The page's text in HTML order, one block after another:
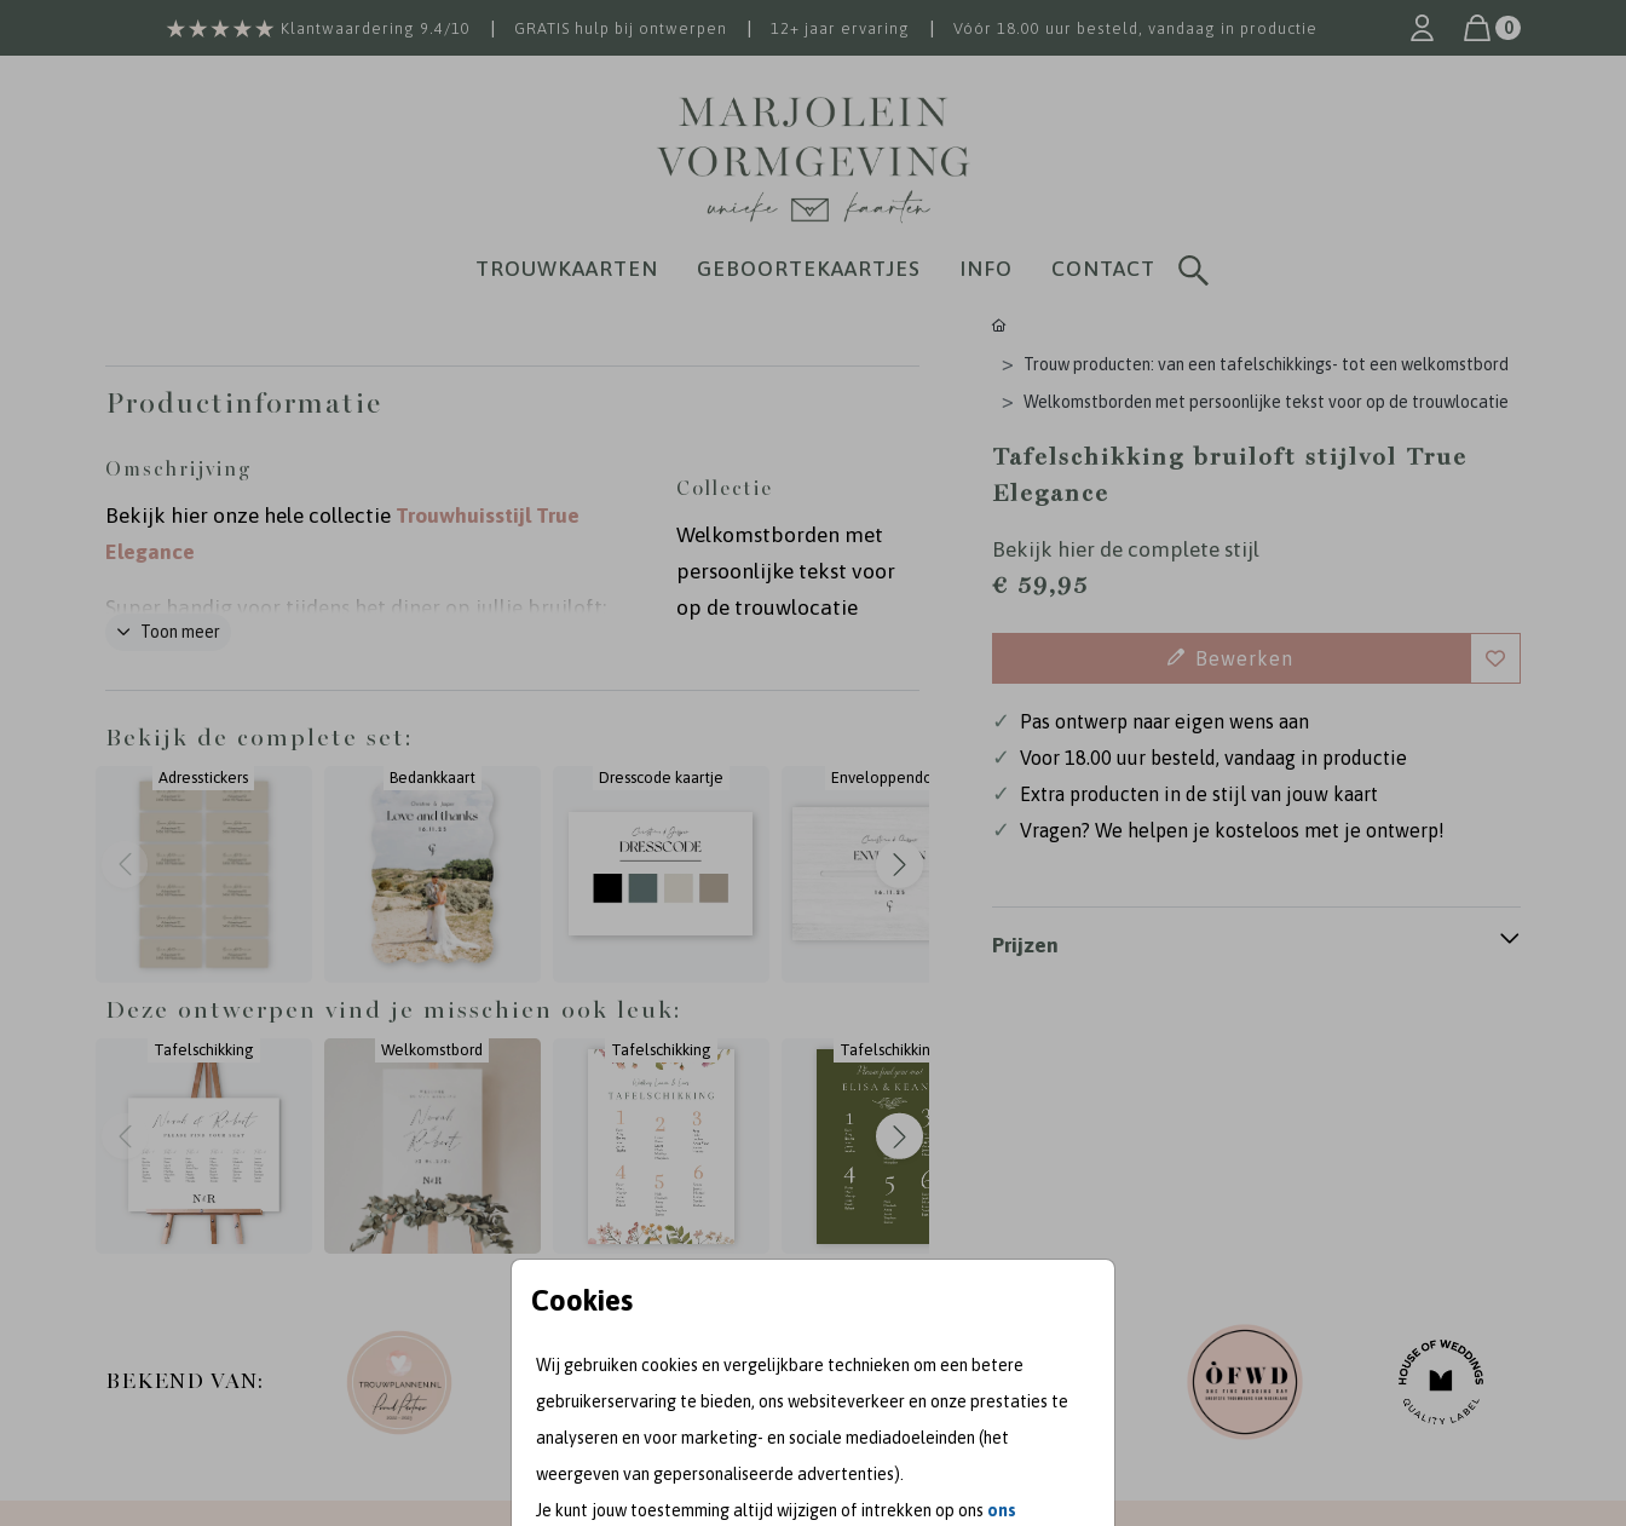
Klantwaardering 9.4/10 GRATIS hulp bij ontwerpen 12+ jaar ervaring Vóór 18.00 uur besteld, vandaag in productie 0
TROUWKAARTEN GEBOORTEKAARTJES INFO CONTACT
Cookies
Wij gebruiken cookies en vergelijkbare technieken om een betere
gebruikerservaring te bieden, ons websiteverkeer en onze prestaties te
analyseren en voor marketing- en sociale mediadoeleinden (het
weergeven van gepersonaliseerde advertenties).
Je kunt jouw toestemming altijd wijzigen of intrekken op ons ons
Productinformatie
Omschrijving
Bekijk hier onze hele collectie Trouwhuisstijl True
Elegance
Super handig voor tijdens het diner op jullie bruiloft:
een tafelschikking bord! Je kunt het bord helemaal
weerbestendig.
Toon meer
Collectie
Welkomstborden met
persoonlijke tekst voor
op de trouwlocatie
Bekijk de complete set:
Adresstickers Bedankkaart Dresscode kaartje Enveloppendoos
Deze ontwerpen vind je misschien ook leuk:
Tafelschikking Welkomstbord Tafelschikking Tafelschikking
Trouw producten: van een tafelschikkings- tot een welkomstbord
Welkomstborden met persoonlijke tekst voor op de trouwlocatie
Tafelschikking bruiloft stijlvol True
Elegance
Bekijk hier de complete stijl
€ 59,95
Bewerken
✓ Pas ontwerp naar eigen wens aan
✓ Voor 18.00 uur besteld, vandaag in productie
✓ Extra producten in de stijl van jouw kaart
✓ Vragen? We helpen je kosteloos met je ontwerp!
Prijzen
BEKEND VAN: